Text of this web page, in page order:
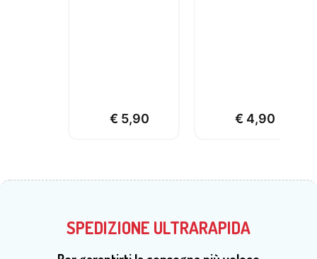
€ 5,90 € 4,90
SPEDIZIONE ULTRARAPIDA